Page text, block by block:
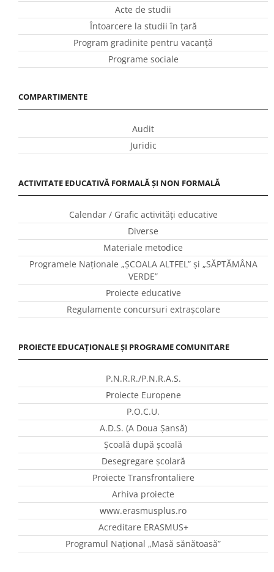
Acte de studii
Întoarcere la studii în ţară
Program gradinite pentru vacanţă
Programe sociale
COMPARTIMENTE
Audit
Juridic
ACTIVITATE EDUCATIVĂ FORMALĂ ȘI NON FORMALĂ
Calendar / Grafic activităţi educative
Diverse
Materiale metodice
Programele Naţionale „ŞCOALA ALTFEL” și „SĂPTĂMÂNA
VERDE”
Proiecte educative
Regulamente concursuri extraşcolare
PROIECTE EDUCAȚIONALE ȘI PROGRAME COMUNITARE
P.N.R.R./P.N.R.A.S.
Proiecte Europene
P.O.C.U.
A.D.S. (A Doua Șansă)
Școală după școală
Desegregare școlară
Proiecte Transfrontaliere
Arhiva proiecte
www.erasmusplus.ro
Acreditare ERASMUS+
Programul Național „Masă sănătoasă”